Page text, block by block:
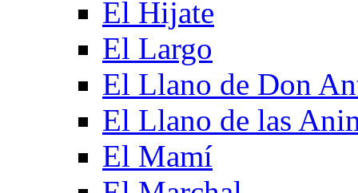
El Hijate
El Largo
El Llano de Don
El Llano de las
El Mamí